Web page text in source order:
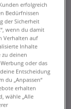
erfolgreich
Bedürfnissen
der Sicherheit
wenn du damit
Verhalten auf
Inhalte
deinen
oder das
Entscheidung
du „Anpassen“
erhalten
wähle „Alle